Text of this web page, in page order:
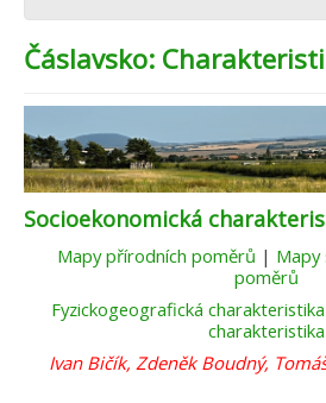
Čáslavsko:
Socioekonomická
Mapy přírodních poměrů | Mapy
poměrů
Fyzickogeografická charakteristika
charakteristika
Ivan Bičík, Zdeněk Boudný,